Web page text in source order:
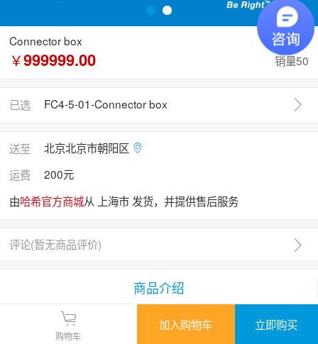
Connector box
销量50
￥999999.00
已选 FC4-5-01-Connector box
送至
北京北京市朝阳区
运费
200元
由哈希官方商城从 上海市 发货，并提供售后服务
评论(暂无商品评价)
商品介绍
立即购买
加入购物车
购物车